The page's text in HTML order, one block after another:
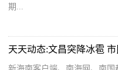
期...
天天动态:文昌突降冰雹